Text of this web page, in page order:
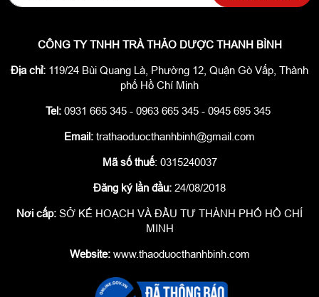
CÔNG TY TNHH TRÀ THẢO DƯỢC THANH BÌNH
Địa chỉ: 119/24 Bùi Quang Là, Phường 12, Quận Gò Vấp, Thành
phố Hồ Chí Minh
Tel: 0931 665 345 - 0963 665 345 - 0945 695 345
Email: trathaoduocthanhbinh@gmail.com
Mã số thuế: 0315240037
Đăng ký lần đầu: 24/08/2018
Nơi cấp: SỞ KẾ HOẠCH VÀ ĐẦU TƯ THÀNH PHỐ HỒ CHÍ
MINH
Website:www.thaoduocthanhbinh.com